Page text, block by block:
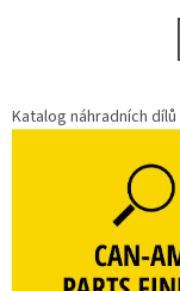
Katalog náhradních dílů